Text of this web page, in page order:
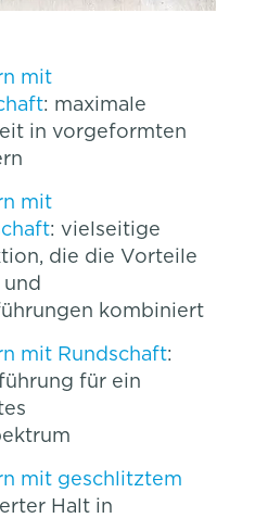
mit
: maximale
in vorgeformten
mit
: vielseitige
die die Vorteile
und
kombiniert
mit Rundschaft:
für ein
mit geschlitztem
Halt in